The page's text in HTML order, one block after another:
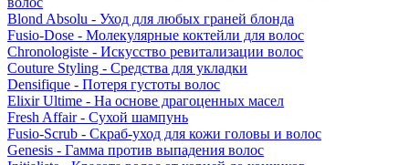
Blond Absolu - Уход для любых граней блонда
Fusio-Dose - Молекулярные коктейли для волос
Chronologiste - Искусство ревитализации волос
Couture Styling - Средства для укладки
Densifique - Потеря густоты волос
Elixir Ultime - На основе драгоценных масел
Fresh Affair - Сухой шампунь
Fusio-Scrub - Скраб-уход для кожи головы и волос
Genesis - Гамма против выпадения волос